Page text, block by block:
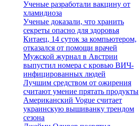
Ученые разработали вакцину от
хламидиоза
Ученые доказали, что хранить
секреты опасно для здоровья
Китаец, 14 суток за компьютером,
отказался от помощи врачей
Мужской журнал в Австрии
выпустил номера с кровью ВИЧ-
инфицированных людей
Лучшим средством от ожирения
считают умение прятать продукты
Американский Vogue считает
украинскую вышиванку трендом
сезона